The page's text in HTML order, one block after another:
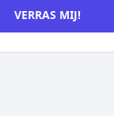
VERRAS MIJ!